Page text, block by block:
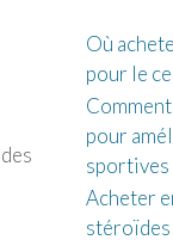
Où
pour le
pour
sportives
Acheter
stéroïdes